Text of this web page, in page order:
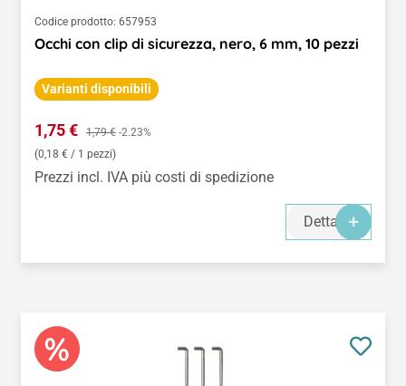
Codice prodotto: 657953
Occhi con clip di sicurezza, nero, 6 mm, 10 pezzi
Varianti disponibili
Prezzo di vendita:
1,75 € Prezzo normale:
1,79 € -2.23%
(0,18 € / 1 pezzi)
Prezzi incl. IVA più costi di spedizione
Dettagli